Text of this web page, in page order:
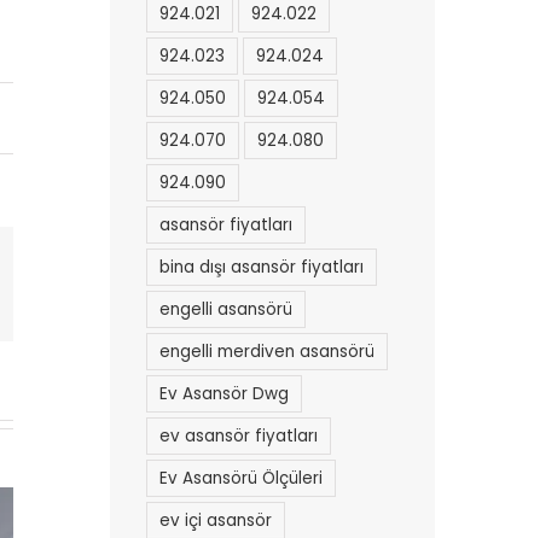
924.021
924.022
924.023
924.024
924.050
924.054
924.070
924.080
924.090
asansör fiyatları
bina dışı asansör fiyatları
engelli asansörü
engelli merdiven asansörü
Ev Asansör Dwg
ev asansör fiyatları
Ev Asansörü Ölçüleri
ev içi asansör